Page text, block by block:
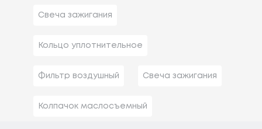
Свеча зажигания
Кольцо уплотнительное
Фильтр воздушный Свеча зажигания
Колпачок маслосъемный